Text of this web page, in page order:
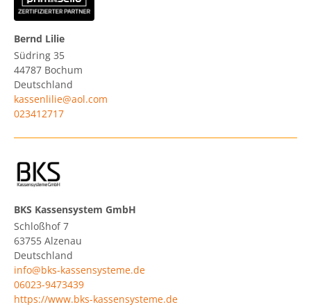
Bernd Lilie
Südring 35
44787 Bochum
Deutschland
kassenlilie@aol.com
023412717
BKS Kassensystem GmbH
Schloßhof 7
63755 Alzenau
Deutschland
info@bks-kassensysteme.de
06023-9473439
https://www.bks-kassensysteme.de